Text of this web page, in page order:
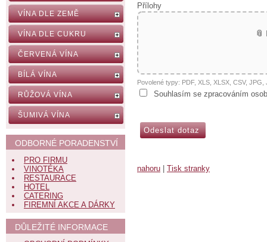
Přílohy
Povolené typy: PDF, XLS, XLSX, CSV,
Souhlasím se zpracováním
nahoru | Tisk stranky
VÍNA DLE ZEMĚ
VÍNA DLE CUKRU
ČERVENÁ VÍNA
BÍLÁ VÍNA
RŮŽOVÁ VÍNA
ŠUMIVÁ VÍNA
ODBORNÉ PORADENSTVÍ
PRO FIRMU
VINOTÉKA
RESTAURACE
HOTEL
CATERING
FIREMNÍ AKCE A DÁRKY
DŮLEŽITÉ INFORMACE